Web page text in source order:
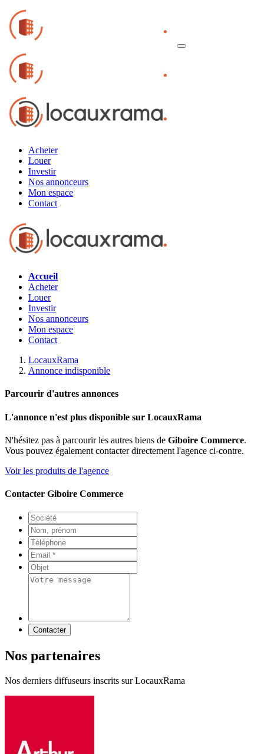
Acheter
Louer
Investir
Nos annonceurs
Mon espace
Contact
Accueil
Acheter
Louer
Investir
Nos annonceurs
Mon espace
Contact
LocauxRama
Annonce indisponible
Parcourir d'autres annonces
L'annonce n'est plus disponible sur LocauxRama
N'hésitez pas à parcourir les autres biens de Giboire Commerce.
Vous pouvez également contacter directement l'agence ci-contre.
Voir les produits de l'agence
Contacter Giboire Commerce
Contacter
Nos partenaires
Nos derniers diffuseurs inscrits sur LocauxRama